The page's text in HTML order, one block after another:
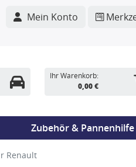
Mein Konto
Ihr Warenkorb:
0,00 €
Zubehör & Pannenhilfe
Renault